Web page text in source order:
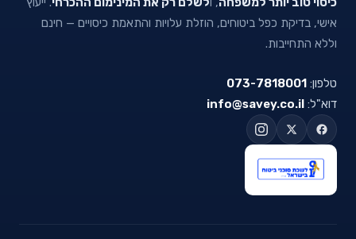
אישי, בדיקת כפל ביטוחים, הוזלת עלויות והתאמת כיסויים — חינם
וללא התחייבות.
טלפון: 073-7818001
דוא"ל: info@savey.co.il